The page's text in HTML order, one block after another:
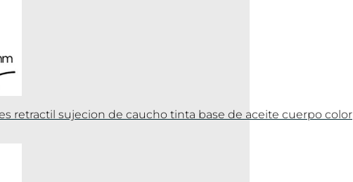
retractil sujecion de caucho tinta base de aceite cuerpo color